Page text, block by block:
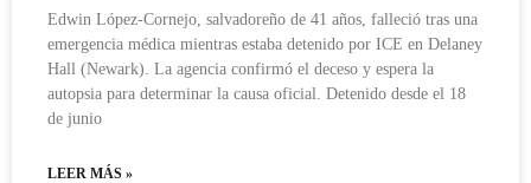
Edwin López-Cornejo, salvadoreño de 41 años, falleció tras una
emergencia médica mientras estaba detenido por ICE en Delaney
Hall (Newark). La agencia confirmó el deceso y espera la
autopsia para determinar la causa oficial. Detenido desde el 18
de junio
LEER MÁS »